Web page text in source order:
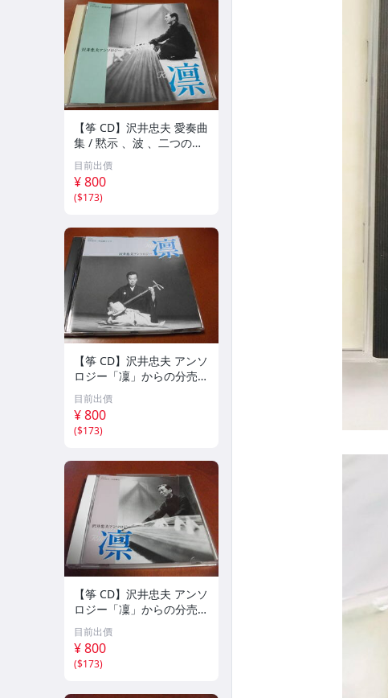
【筝 CD】沢井忠夫 愛奏曲
集 / 黙示 、波 、二つの相
、箏二重奏ソナタ 杵屋正
邦 、入野義朗 、小野衛 他
(1971/1973/1976)
目前出價
¥ 800
($173)
【筝 CD】沢井忠夫 アンソ
ロジー「凜」からの分売
沢井忠夫作品集 ライブ 風
衣、水の声、枯野砧、五節
の舞、ファンタジア (限
定）
目前出價
¥ 800
($173)
【筝 CD】沢井忠夫 アンソ
ロジー「凜」からの分売
沢井忠夫 作品集 第三集
“光る海”（限定販売） 200
1
目前出價
¥ 800
($173)